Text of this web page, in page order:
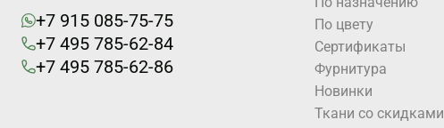
+7 915 085-75-75
+7 495 785-62-84
+7 495 785-62-86
По цвету
Cертификаты
Фурнитура
Новинки
Ткани со скидками